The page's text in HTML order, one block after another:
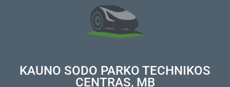
KAUNO SODO PARKO TECHNIKOS
CENTRAS, MB